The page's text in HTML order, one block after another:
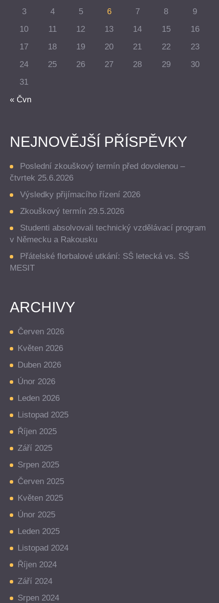
« Čvn
3 4 5 6 7 8
9
10
11 12 13 14 15
16
17
18 19 20 21 22
23
24
25 26 27 28 29
30
31
NEJNOVĚJŠÍ PŘÍSPĚVKY
Poslední zkouškový termín před dovolenou –
čtvrtek 25.6.2026
Výsledky přijímacího řízení 2026
Zkouškový termín 29.5.2026
Studenti absolvovali technický vzdělávací program
v Německu a Rakousku
Přátelské florbalové utkání: SŠ letecká vs. SŠ
MESIT
ARCHIVY
Červen 2026
Květen 2026
Duben 2026
Únor 2026
Leden 2026
Listopad 2025
Říjen 2025
Září 2025
Srpen 2025
Červen 2025
Květen 2025
Únor 2025
Leden 2025
Listopad 2024
Říjen 2024
Září 2024
Srpen 2024